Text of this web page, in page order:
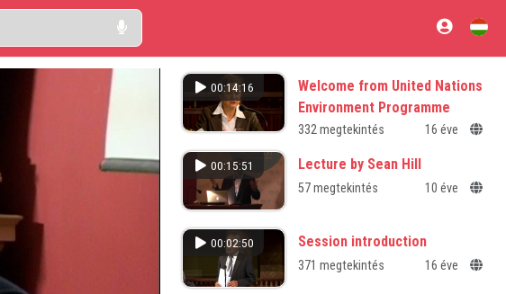
00:14:16
Welcome from United Nations
Environment Programme
International partnership for
332 megtekintés 16 éve
00:15:51 Lecture by Sean Hill
57 megtekintés 10 éve
00:02:50 Session introduction
371 megtekintés 16 éve